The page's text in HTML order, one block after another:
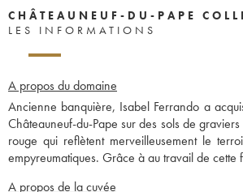
CHÂTEAUNEUF-DU-PAPE
LES INFORMATIONS
A propos du domaine
Ancienne banquière, Isabel Ferrando a
Châteauneuf-du-Pape sur des sols de
rouge qui reflètent merveilleusement le
empyreumatiques. Grâce à au travail de
A propos de la cuvée